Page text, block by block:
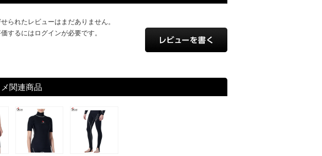
られたレビューはまだありません。
するにはログインが必要です。
関連商品